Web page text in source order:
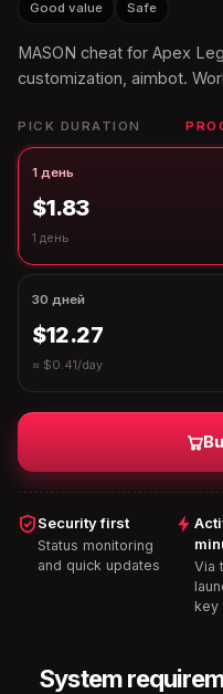
Good value Safe
MASON cheat for Apex
customization, aimbot.
PICK DURATION
1 день
$1.83
1 день
30 дней
$12.27
≈ $0.41/day
Security first
Status monitoring
and quick updates
Via
key
System